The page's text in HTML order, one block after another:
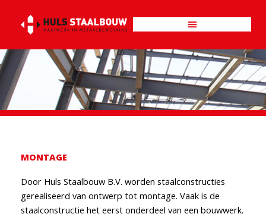
inhoud
MONTAGE
Door Huls Staalbouw B.V. worden staalconstructies
gerealiseerd van ontwerp tot montage. Vaak is de
staalconstructie het eerst onderdeel van een bouwwerk.